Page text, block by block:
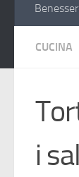
CUCINA
i